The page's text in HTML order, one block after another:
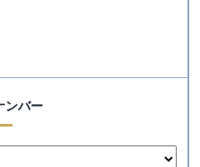
ンバー